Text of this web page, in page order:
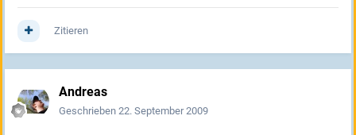
Zitieren
Andreas
Geschrieben 22. September 2009